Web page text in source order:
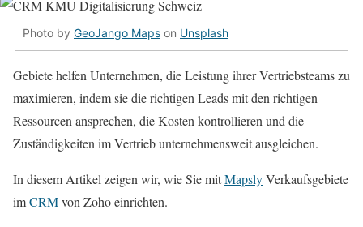
Photo by GeoJango Maps on Unsplash
Gebiete helfen Unternehmen, die Leistung ihrer Vertriebsteams zu
maximieren, indem sie die richtigen Leads mit den richtigen
Ressourcen ansprechen, die Kosten kontrollieren und die
Zuständigkeiten im Vertrieb unternehmensweit ausgleichen.
In diesem Artikel zeigen wir, wie Sie mitMapslyVerkaufsgebiete
imCRMvon Zoho einrichten.